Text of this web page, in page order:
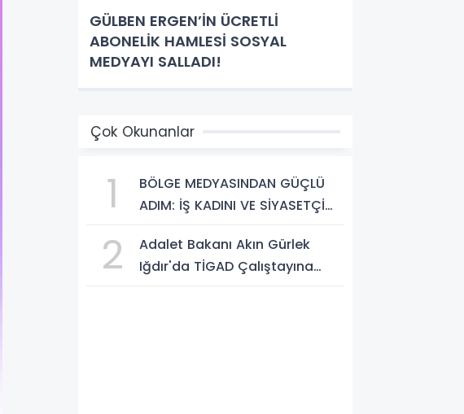
GÜLBEN ERGEN’İN ÜCRETLİ
ABONELİK HAMLESİ SOSYAL
MEDYAYI SALLADI!
Çok Okunanlar
1
BÖLGE MEDYASINDAN GÜÇLÜ
ADIM: İŞ KADINI VE SİYASETÇİ
TÜMORSİAD KADIN KOLLARINDA!
2
Adalet Bakanı Akın Gürlek
Iğdır'da TİGAD Çalıştayına